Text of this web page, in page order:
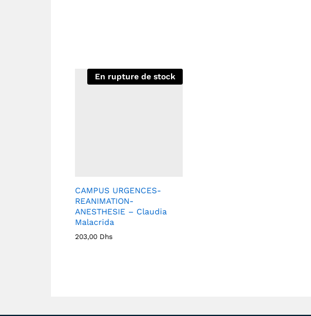
En rupture de stock
CAMPUS URGENCES-
REANIMATION-
ANESTHESIE – Claudia
Malacrida
203,00 Dhs